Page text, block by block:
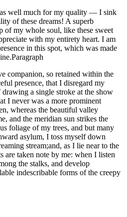
well much for my quality — I sink
of these dreams! A superb
of my whole soul, like these sweet
with my entirety heart. I am
in this spot, which was made
companion, so retained within the
presence, that I disregard my
a single stroke at the show
I never was a more prominent
whereas the beautiful valley
and the meridian sun strikes the
foliage of my trees, and but many
asylum, I toss myself down
stream;and, as I lie near to the
are taken note by me: when I listen
the stalks, and develop
indescribable forms of the creepy